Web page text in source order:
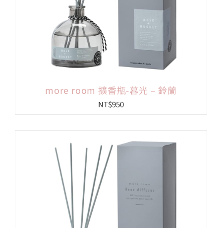
more room 擴香瓶-暮光 – 鈴蘭
NT$950